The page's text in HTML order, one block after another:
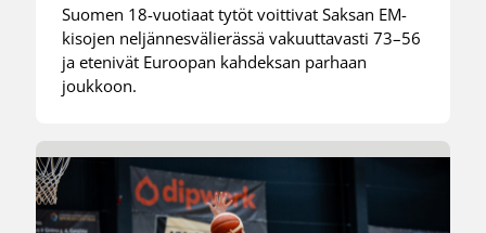
Suomen 18-vuotiaat tytöt voittivat Saksan EM-
kisojen neljännesvälierässä vakuuttavasti 73–56
ja etenivät Euroopan kahdeksan parhaan
joukkoon.